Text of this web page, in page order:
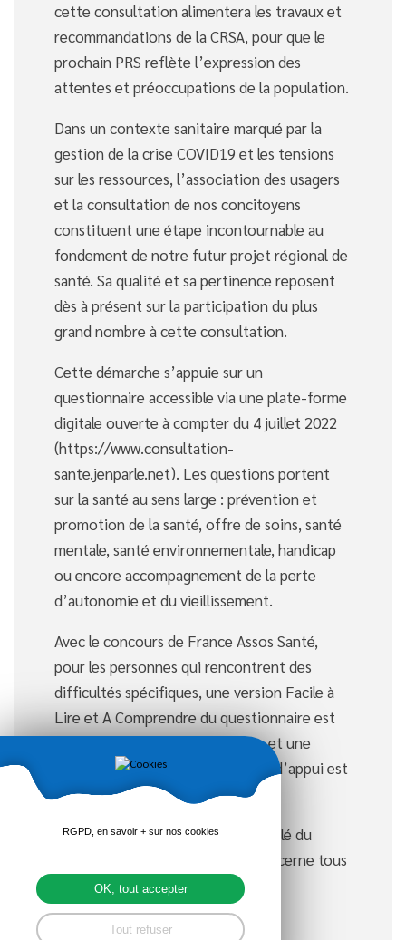
cette consultation alimentera les travaux et
recommandations de la CRSA, pour que le
prochain PRS reflète l’expression des
attentes et préoccupations de la population.
Dans un contexte sanitaire marqué par la
gestion de la crise COVID19 et les tensions
sur les ressources, l’association des usagers
et la consultation de nos concitoyens
constituent une étape incontournable au
fondement de notre futur projet régional de
santé. Sa qualité et sa pertinence reposent
dès à présent sur la participation du plus
grand nombre à cette consultation.
Cette démarche s’appuie sur un
questionnaire accessible via une plate-forme
digitale ouverte à compter du 4 juillet 2022
(https://www.consultation-
sante.jenparle.net). Les questions portent
sur la santé au sens large : prévention et
promotion de la santé, offre de soins, santé
mentale, santé environnementale, handicap
ou encore accompagnement de la perte
d’autonomie et du vieillissement.
Avec le concours de France Assos Santé,
pour les personnes qui rencontrent des
difficultés spécifiques, une version Facile à
Lire et A Comprendre du questionnaire est
accessible via cette plate-forme et une
orientation vers des associations d’appui est
également possible.
La mobilisation de chacun sera la clé du
succès de cette démarche qui concerne tous
les usagers bretons.
RGPD, en savoir + sur nos cookies
OK, tout accepter
Tout refuser